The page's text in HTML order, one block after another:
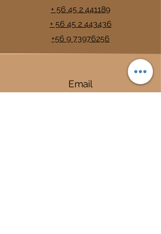
+ 56 45 2 441189
+ 56 45 2 443436
+56 9 73976256
Email